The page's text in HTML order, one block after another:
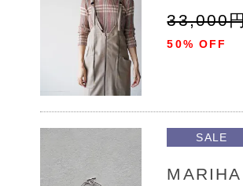
33,000
50% OFF
SALE